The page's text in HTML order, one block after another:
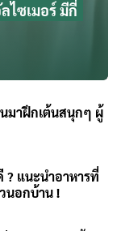
ไซเมอร์ มีกี่
มาฝึกเต้นสนุกๆ ผู้
? แนะนำอาหารที่
นอกบ้าน !